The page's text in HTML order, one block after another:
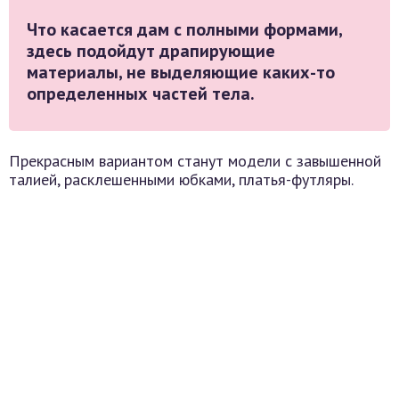
Что касается дам с полными формами,
здесь подойдут драпирующие
материалы, не выделяющие каких-то
определенных частей тела.
Прекрасным вариантом станут модели с завышенной
талией, расклешенными юбками, платья-футляры.